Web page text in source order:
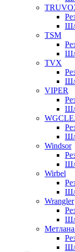
TSM
TVX
VIPER
Windsor
Wirbel
Wrangler